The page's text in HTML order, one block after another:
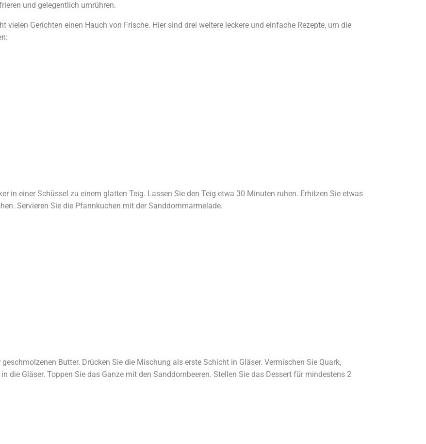
und gelegentlich umrühren.
vielen Gerichten einen Hauch von Frische. Hier sind drei weitere leckere und einfache Rezepte, um die
in einer Schüssel zu einem glatten Teig. Lassen Sie den Teig etwa 30 Minuten ruhen. Erhitzen Sie etwas
Servieren Sie die Pfannkuchen mit der Sanddornmarmelade.
Butter. Drücken Sie die Mischung als erste Schicht in Gläser. Vermischen Sie Quark,
die Gläser. Toppen Sie das Ganze mit den Sanddornbeeren. Stellen Sie das Dessert für mindestens 2